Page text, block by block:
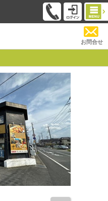
お問合せ